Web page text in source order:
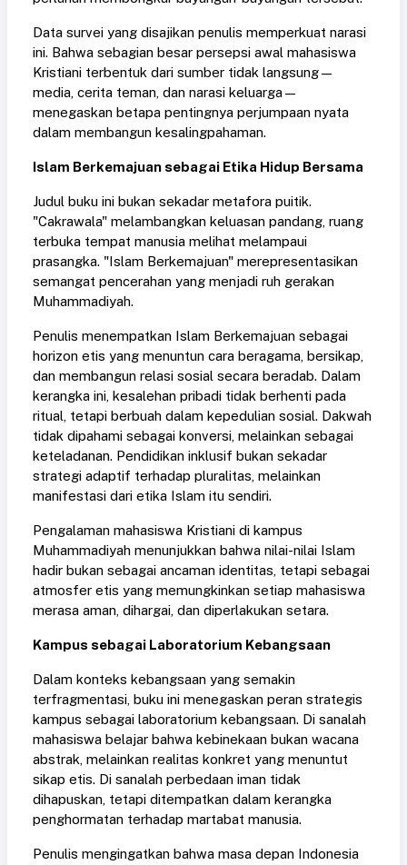
Data survei yang disajikan penulis memperkuat narasi
ini. Bahwa sebagian besar persepsi awal mahasiswa
Kristiani terbentuk dari sumber tidak langsung—
media, cerita teman, dan narasi keluarga—
menegaskan betapa pentingnya perjumpaan nyata
dalam membangun kesalingpahaman.
Islam Berkemajuan sebagai Etika Hidup Bersama
Judul buku ini bukan sekadar metafora puitik.
"Cakrawala" melambangkan keluasan pandang, ruang
terbuka tempat manusia melihat melampaui
prasangka. "Islam Berkemajuan" merepresentasikan
semangat pencerahan yang menjadi ruh gerakan
Muhammadiyah.
Penulis menempatkan Islam Berkemajuan sebagai
horizon etis yang menuntun cara beragama, bersikap,
dan membangun relasi sosial secara beradab. Dalam
kerangka ini, kesalehan pribadi tidak berhenti pada
ritual, tetapi berbuah dalam kepedulian sosial. Dakwah
tidak dipahami sebagai konversi, melainkan sebagai
keteladanan. Pendidikan inklusif bukan sekadar
strategi adaptif terhadap pluralitas, melainkan
manifestasi dari etika Islam itu sendiri.
Pengalaman mahasiswa Kristiani di kampus
Muhammadiyah menunjukkan bahwa nilai-nilai Islam
hadir bukan sebagai ancaman identitas, tetapi sebagai
atmosfer etis yang memungkinkan setiap mahasiswa
merasa aman, dihargai, dan diperlakukan setara.
Kampus sebagai Laboratorium Kebangsaan
Dalam konteks kebangsaan yang semakin
terfragmentasi, buku ini menegaskan peran strategis
kampus sebagai laboratorium kebangsaan. Di sanalah
mahasiswa belajar bahwa kebinekaan bukan wacana
abstrak, melainkan realitas konkret yang menuntut
sikap etis. Di sanalah perbedaan iman tidak
dihapuskan, tetapi ditempatkan dalam kerangka
penghormatan terhadap martabat manusia.
Penulis mengingatkan bahwa masa depan Indonesia